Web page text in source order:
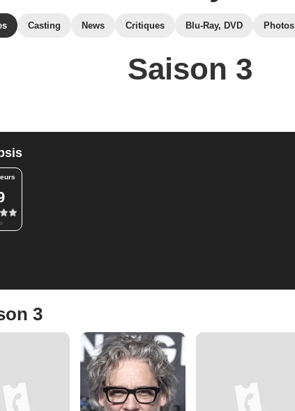
Casting News Critiques Blu-Ray, DVD Photos
Saison 3
3